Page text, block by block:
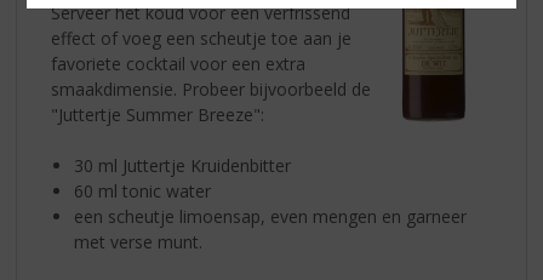
Serveer het koud voor een verfrissend
effect of voeg een scheutje toe aan je
favoriete cocktail voor een extra
smaakdimensie. Probeer bijvoorbeeld de
"Juttertje Summer Breeze":
30 ml Juttertje Kruidenbitter
60 ml tonic water
een scheutje limoensap, even mengen en garneer
met verse munt.